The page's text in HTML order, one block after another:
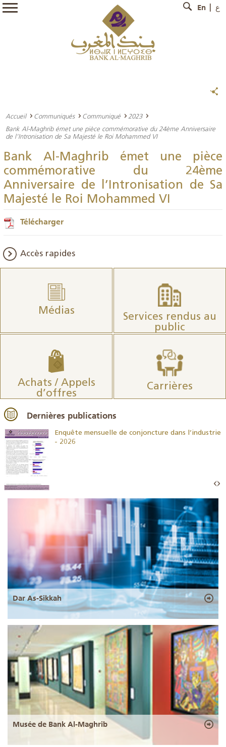
En ع
Accueil Communiqués Communiqué
2023
Bank Al-Maghrib émet une pièce commémorative du 24ème Anniversaire
de l’Intronisation de Sa Majesté le Roi Mohammed VI
Bank Al-Maghrib émet une pièce
commémorative du 24ème
Anniversaire de l’Intronisation de Sa
Majesté le Roi Mohammed VI
Télécharger
Accès rapides
Médias
Services rendus au
public
Achats / Appels
d’offres
Carrières
Dernières publications
Enquête mensuelle de conjoncture dans l’industrie
- 2026
Dar As-Sikkah
Musée de Bank Al-Maghrib